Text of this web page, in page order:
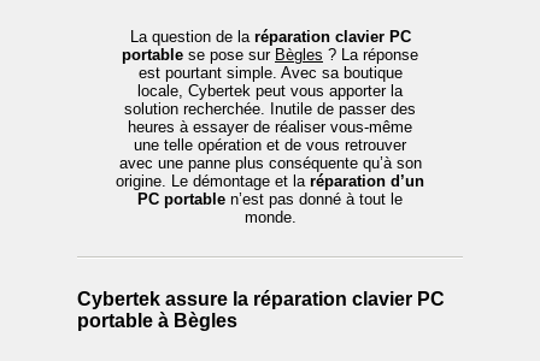
La question de la réparation clavier PC
portable se pose sur Bègles ? La réponse
est pourtant simple. Avec sa boutique
locale, Cybertek peut vous apporter la
solution recherchée. Inutile de passer des
heures à essayer de réaliser vous-même
une telle opération et de vous retrouver
avec une panne plus conséquente qu’à son
origine. Le démontage et la réparation d’un
PC portable n’est pas donné à tout le
monde.
Cybertek assure la réparation clavier PC
portable à Bègles